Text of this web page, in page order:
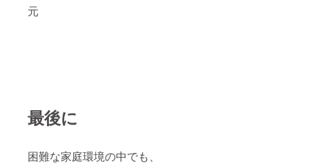
元
最後に
困難な家庭環境の中でも、